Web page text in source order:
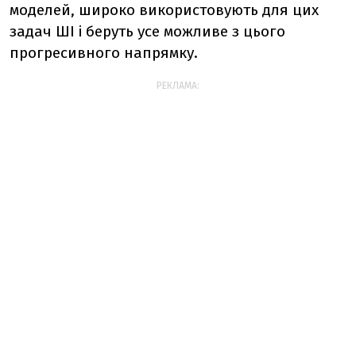
моделей, широко використовують для цих
задач ШІ і беруть усе можливе з цього
прогресивного напрямку.
РЕКЛАМА: